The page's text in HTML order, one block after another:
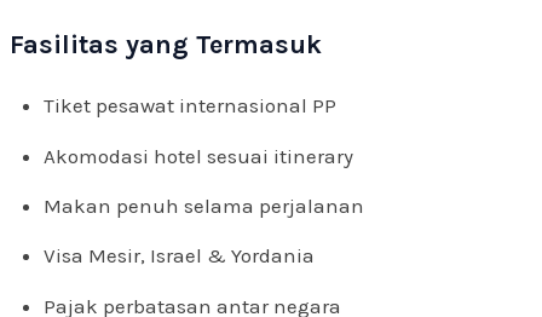
Fasilitas yang Termasuk
Tiket pesawat internasional PP
Akomodasi hotel sesuai itinerary
Makan penuh selama perjalanan
Visa Mesir, Israel & Yordania
Pajak perbatasan antar negara